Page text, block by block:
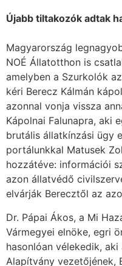
Újabb tiltakozók adtak
Magyarország
NOÉ Állatotthon is
amelyben a Szurkolók
kéri Berecz Kálmán
azonnal vonja vissza
Kápolnai Falunapra, aki
brutális állatkínzási ügy
portálunkkal Matusek
hozzátéve: információi
azon állatvédő
elvárják Berecztől az
Dr. Pápai Ákos, a Mi
Vármegyei elnöke, egri
hasonlóan vélekedik,
Alapítvány vezetőjének,